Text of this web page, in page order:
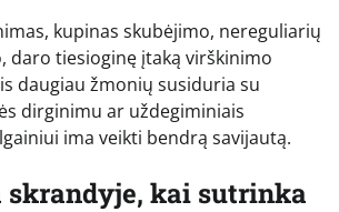
kupinas skubėjimo, nereguliarių
daro tiesioginę įtaką virškinimo
daugiau žmonių susiduria su
dirginimu ar uždegiminiais
ima veikti bendrą savijautą.
skrandyje, kai sutrinka